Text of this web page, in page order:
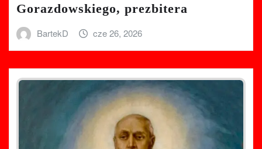
Gorazdowskiego, prezbitera
BartekD cze 26, 2026